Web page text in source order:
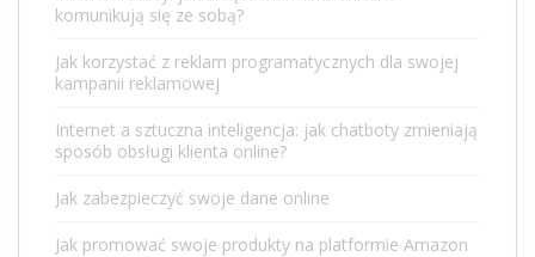
komunikują się ze sobą?
Jak korzystać z reklam programatycznych dla swojej
kampanii reklamowej
Internet a sztuczna inteligencja: jak chatboty zmieniają
sposób obsługi klienta online?
Jak zabezpieczyć swoje dane online
Jak promować swoje produkty na platformie Amazon